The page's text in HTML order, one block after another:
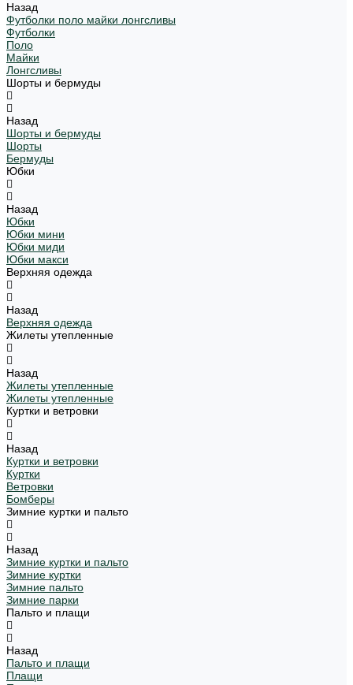
Назад
Футболки поло майки лонгсливы
Футболки
Поло
Майки
Лонгсливы
Шорты и бермуды
Назад
Шорты и бермуды
Шорты
Бермуды
Юбки
Назад
Юбки
Юбки мини
Юбки миди
Юбки макси
Верхняя одежда
Назад
Верхняя одежда
Жилеты утепленные
Назад
Жилеты утепленные
Жилеты утепленные
Куртки и ветровки
Назад
Куртки и ветровки
Куртки
Ветровки
Бомберы
Зимние куртки и пальто
Назад
Зимние куртки и пальто
Зимние куртки
Зимние пальто
Зимние парки
Пальто и плащи
Назад
Пальто и плащи
Плащи